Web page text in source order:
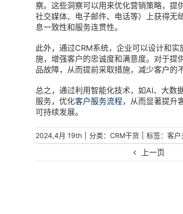
上一页
察。这些洞察可以用来优化营销策略，提
社交媒体、电子邮件、电话等）上获得无
息一致性和服务连贯性。
此外，通过CRM系统，企业可以设计和
施，增强客户的忠诚度和满意度。对于提
品故障，从而提前采取措施，减少客户的
总之，通过利用智能化技术，如AI、大数
服务，优化客户服务流程，从而显著提升
可持续发展。
2024,4月 19th 分类： CRM干货 标签： 客户